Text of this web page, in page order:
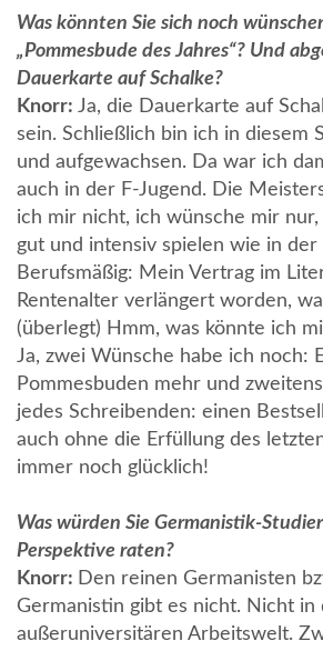
Was könnten Sie sich noch
„Pommesbude des Jahres“? Und
Dauerkarte auf Schalke?
Knorr: Ja, die Dauerkarte auf
sein. Schließlich bin ich in diesem
und aufgewachsen. Da war ich
auch in der F-Jugend. Die
ich mir nicht, ich wünsche mir nur,
gut und intensiv spielen wie in der
Berufsmäßig: Mein Vertrag im
Rentenalter verlängert worden,
(überlegt) Hmm, was könnte ich
Ja, zwei Wünsche habe ich noch:
Pommesbuden mehr und
jedes Schreibenden: einen
auch ohne die Erfüllung des
immer noch glücklich!
Was würden Sie Germanistik-
Perspektive raten?
Knorr: Den reinen Germanisten
Germanistin gibt es nicht. Nicht in
außeruniversitären Arbeitswelt.